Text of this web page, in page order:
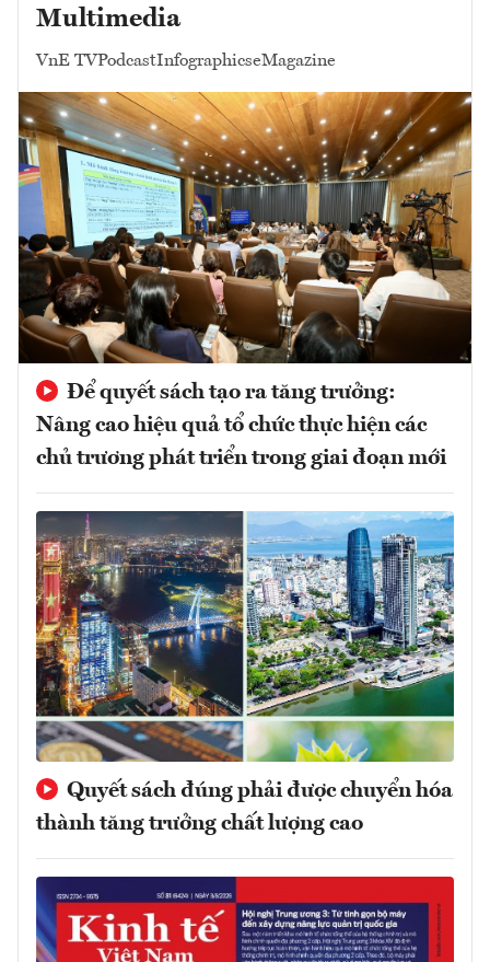
Multimedia
VnE TVPodcastInfographicseMagazine
Để quyết sách tạo ra tăng trưởng:
Nâng cao hiệu quả tổ chức thực hiện các
chủ trương phát triển trong giai đoạn mới
Quyết sách đúng phải được chuyển hóa
thành tăng trưởng chất lượng cao